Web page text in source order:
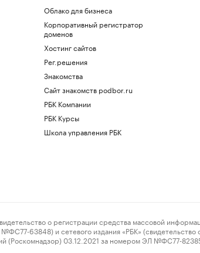
Облако для бизнеса
Корпоративный регистратор
доменов
Хостинг сайтов
Рег.решения
Знакомства
Сайт знакомств podbor.ru
РБК Компании
РБК Курсы
Школа управления РБК
о регистрации средства массовой
63848) и сетевого издания «РБК» (свидетельство
(Роскомнадзор) 03.12.2021 за номером ЭЛ №ФС77-